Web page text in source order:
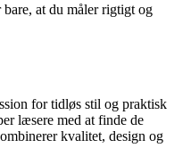
at du måler rigtigt og
for tidløs stil og praktisk
læsere med at finde de
kvalitet, design og